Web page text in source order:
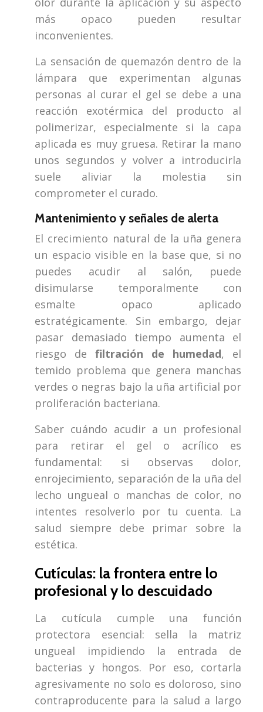
más opaco pueden resultar
inconvenientes.
La sensación de quemazón dentro de la
lámpara que experimentan algunas
personas al curar el gel se debe a una
reacción exotérmica del producto al
polimerizar, especialmente si la capa
aplicada es muy gruesa. Retirar la mano
unos segundos y volver a introducirla
suele aliviar la molestia sin
comprometer el curado.
Mantenimiento y señales de alerta
El crecimiento natural de la uña genera
un espacio visible en la base que, si no
puedes acudir al salón, puede
disimularse temporalmente con
esmalte opaco aplicado
estratégicamente. Sin embargo, dejar
pasar demasiado tiempo aumenta el
riesgo defiltración de humedad, el
temido problema que genera manchas
verdes o negras bajo la uña artificial por
proliferación bacteriana.
Saber cuándo acudir a un profesional
para retirar el gel o acrílico es
fundamental: si observas dolor,
enrojecimiento, separación de la uña del
lecho ungueal o manchas de color, no
intentes resolverlo por tu cuenta. La
salud siempre debe primar sobre la
estética.
Cutículas: la frontera entre lo
profesional y lo descuidado
La cutícula cumple una función
protectora esencial: sella la matriz
ungueal impidiendo la entrada de
bacterias y hongos. Por eso, cortarla
agresivamente no solo es doloroso, sino
contraproducente para la salud a largo